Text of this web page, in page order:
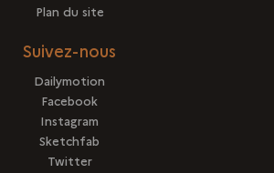
Plan du site
Suivez-nous
Dailymotion
Facebook
Instagram
Sketchfab
Twitter